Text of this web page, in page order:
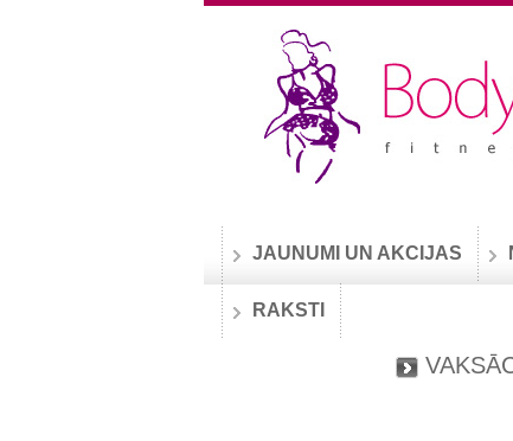
JAUNUMI UN AKCIJAS
RAKSTI